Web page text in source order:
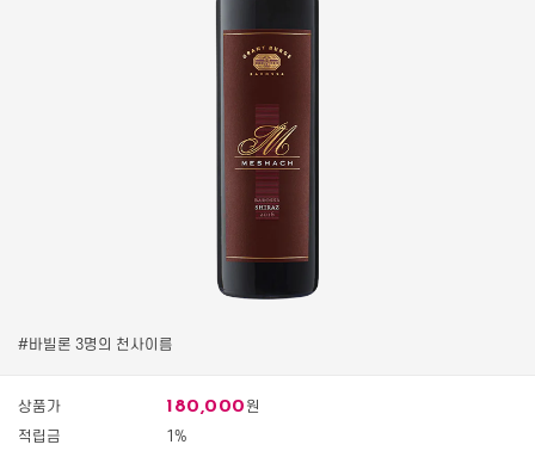
#바빌론 3명의 천사이름
상품가 180,000 원
적립금
1%